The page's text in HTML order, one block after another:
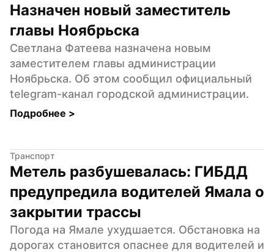
Назначен новый заместитель
главы Ноябрьска
Светлана Фатеева назначена новым
заместителем главы администрации
Ноябрьска. Об этом сообщил официальный
telegram-канал городской администрации.
Подробнее >
Транспорт
Метель разбушевалась: ГИБДД
предупредила водителей Ямала о
закрытии трассы
Погода на Ямале ухудшается. Обстановка на
дорогах становится опаснее для водителей и